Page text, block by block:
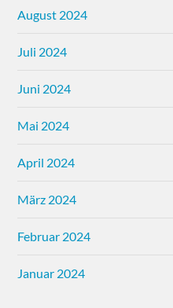
August 2024
Juli 2024
Juni 2024
Mai 2024
April 2024
März 2024
Februar 2024
Januar 2024